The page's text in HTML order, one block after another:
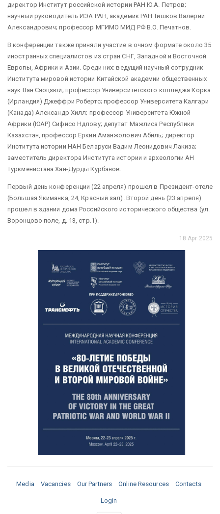
директор Институт российской истории РАН Ю.А. Петров;
научный руководитель ИЭА РАН, академик РАН Тишков Валерий
Александрович; профессор МГИМО МИД РФ В.О. Печатнов.
В конференции также приняли участие в очном формате около 35
иностранных специалистов из стран СНГ, Западной и Восточной
Европы, Африки и Азии. Среди них: ведущий научный сотрудник
Института мировой истории Китайской академии общественных
наук Ван Сяоцзюй; профессор Университетского колледжа Корка
(Ирландия) Джеффри Робертс; профессор Университета Калгари
(Канада) Александр Хилл; профессор Университета Южной
Африки (ЮАР) Сифисо Ндлову; депутат Мажлиса Республики
Казахстан, профессор Еркин Аманжолович Абиль; директор
Института истории НАН Беларуси Вадим Леонидович Лакиза;
заместитель директора Института истории и археологии АН
Туркменистана Хан-Дурды Курбанов.
Первый день конференции (22 апреля) прошел в Президент-отеле
(Большая Якиманка, 24, Красный зал). Второй день (23 апреля)
прошел в здании дома Российского исторического общества (ул.
Воронцово поле, д. 13, стр.1).
18 Apr 2025
Media Vacancies Our Partners Online Resources Contacts
Login